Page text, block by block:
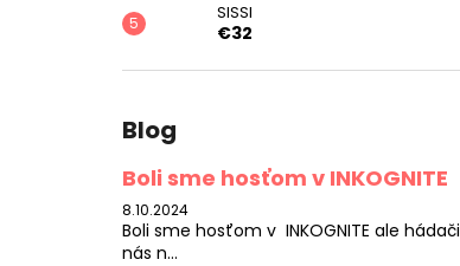
SISSI
€32
Blog
Boli sme hosťom v INKOGNITE
8.10.2024
Boli sme hosťom v INKOGNITE ale hádači
nás n...